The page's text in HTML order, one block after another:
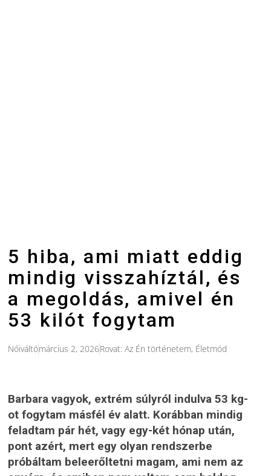
5 hiba, ami miatt eddig
mindig visszahíztál, és
a megoldás, amivel én
53 kilót fogytam
Nőiváltómárcius 2, 2026Rovat:Az Én történetem, Életmód
Barbara vagyok, extrém súlyról indulva 53 kg-
ot fogytam másfél év alatt. Korábban mindig
feladtam pár hét, vagy egy-két hónap után,
pont azért, mert egy olyan rendszerbe
próbáltam beleerőltetni magam, ami nem az